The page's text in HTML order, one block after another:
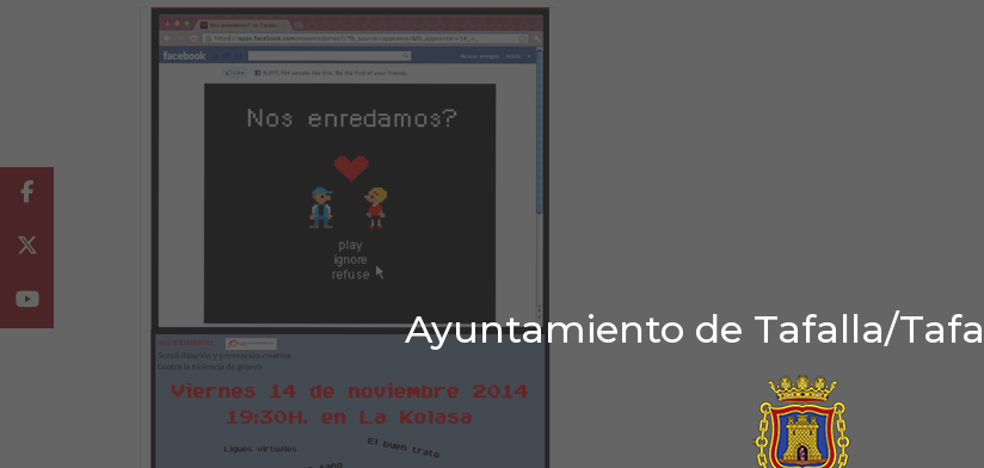
Ayuntamiento de Tafalla/
Facebook
Youtube